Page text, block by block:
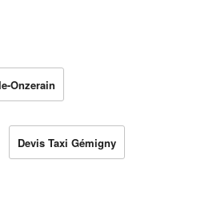
Onzerain
Devis Taxi Gémigny